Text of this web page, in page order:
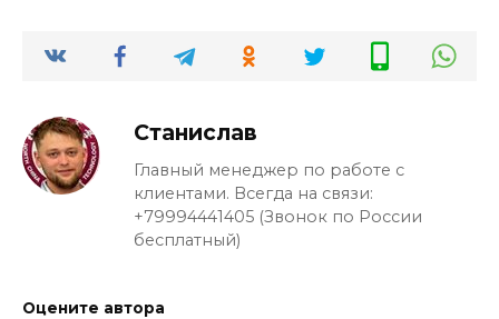
Станислав
Главный менеджер по работе с
клиентами. Всегда на связи:
+79994441405 (Звонок по России
бесплатный)
Оцените автора